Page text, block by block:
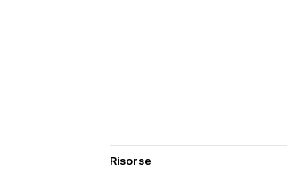
Risorse